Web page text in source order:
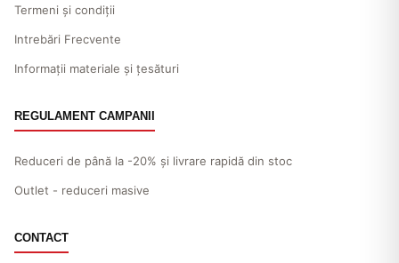
Termeni și condiții
Intrebări Frecvente
Informații materiale și țesături
REGULAMENT CAMPANII
Reduceri de până la -20% și livrare rapidă din stoc
Outlet - reduceri masive
CONTACT